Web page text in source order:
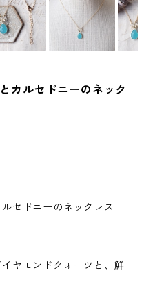
カルセドニーのネック
セドニーのネックレス
ヤモンドクォーツと、鮮